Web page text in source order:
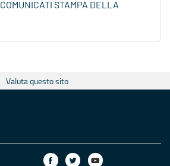
COMUNICATI STAMPA DELLA
Valuta questo sito